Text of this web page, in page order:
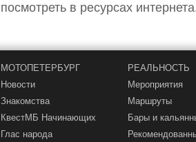
посмотреть в ресурсах
МОТОПЕТЕРБУРГ
Новости
Знакомства
КвестМБ Начинающих
Глас народа
РЕАЛЬНОСТЬ
Мероприятия
Маршруты
Бары и